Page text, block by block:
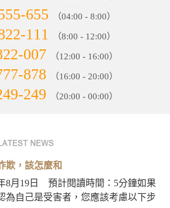
655 （04:00 - 8:00）
111 （8:00 - 12:00）
007 （12:00 - 16:00）
878 （16:00 - 20:00）
249 （20:00 - 00:00）
欺，該怎麼和
8月19日 預計閱讀時間：5分鐘如果
為自己是受害者，您應該考慮以下步